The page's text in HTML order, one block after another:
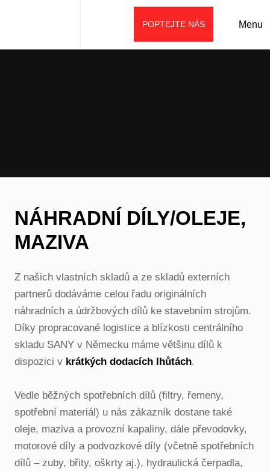
Menu
POPTEJTE NÁS
NÁHRADNÍ DÍLY/OLEJE,
MAZIVA
Z našich vlastních skladů a ze skladů externích
partnerů dodáváme celou řadu originálních
náhradních a údržbových dílů ke stavebním strojům.
Díky propracované logistice a blízkosti centrálního
skladu SANY v Německu máme většinu dílů k
dispozici v krátkých dodacích lhůtách.
Vedle běžných spotřebních dílů (filtry, řemeny,
spotřební materiál) u nás zákazník dostane také
oleje, maziva a provozní kapaliny, dále převodovky,
motorové díly a podvozkové díly (včetně spotřebních
dílů – zuby, břity, oškrty aj.), hydraulická čerpadla,